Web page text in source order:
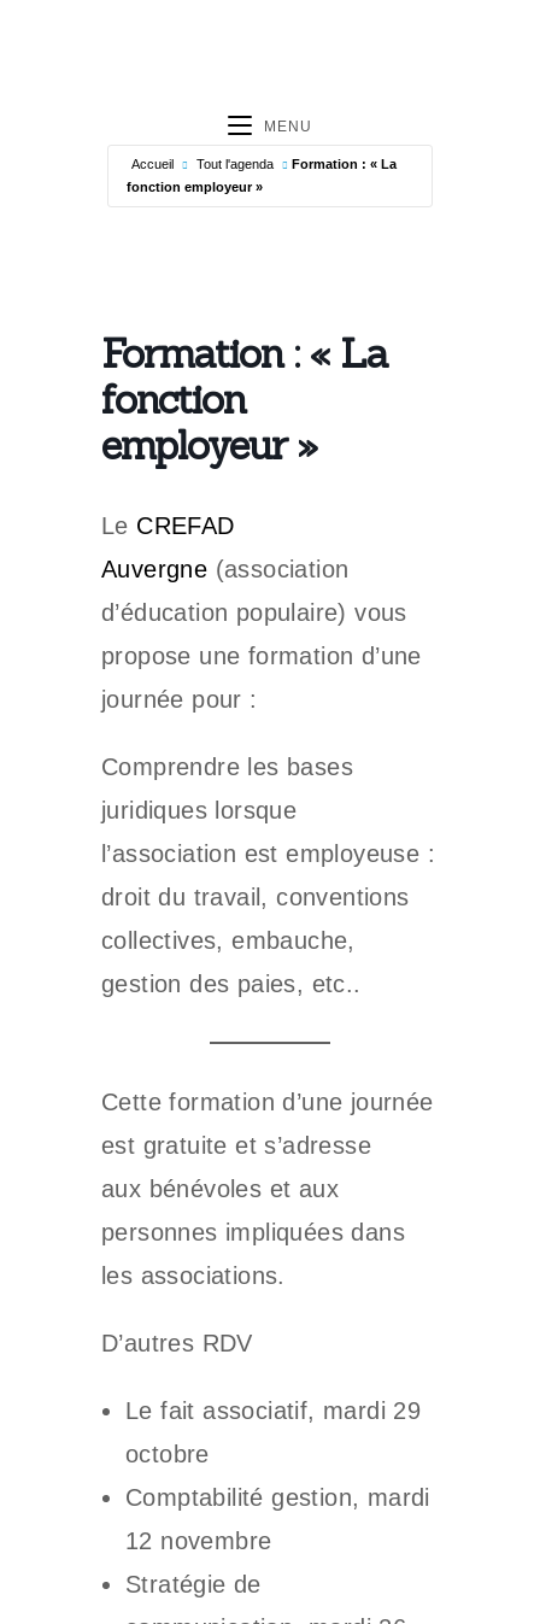
MENU
Accueil Tout l'agenda
Formation : « La
fonction employeur »
Formation : « La
fonction
employeur »
Le CREFAD
Auvergne (association
d’éducation populaire) vous
propose une formation d’une
journée pour :
Comprendre les bases
juridiques lorsque
l’association est employeuse :
droit du travail, conventions
collectives, embauche,
gestion des paies, etc..
Cette formation d’une journée
est gratuite et s’adresse
aux bénévoles et aux
personnes impliquées dans
les associations.
D’autres RDV
Le fait associatif, mardi 29
octobre
Comptabilité gestion, mardi
12 novembre
Stratégie de